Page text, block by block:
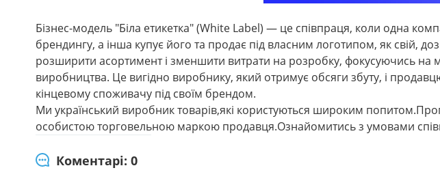
Бізнес-модель "Біла етикетка" (White Label) — це співпраця, коли одна
брендингу, а інша купує його та продає під власним логотипом, як свій,
розширити асортимент і зменшити витрати на розробку, фокусуючись на
виробництва. Це вигідно виробнику, який отримує обсяги збуту, і
кінцевому споживачу під своїм брендом.
Ми український виробник товарів,які користуються широким
особистою торговельною маркою продавця.Ознайомитись з умовами
Коментарі: 0